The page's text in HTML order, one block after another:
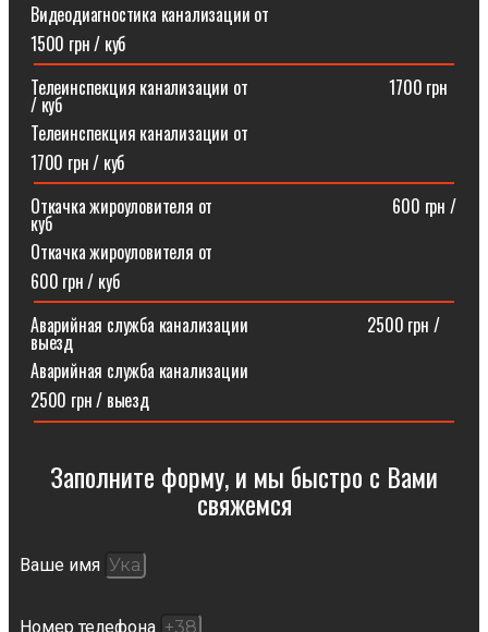
Видеодиагностика канализации от
1500 грн / куб
Телеинспекция канализации от⠀⠀⠀⠀⠀⠀⠀⠀⠀⠀⠀1700 грн
/ куб
Телеинспекция канализации от
1700 грн / куб
Откачка жироуловителя от⠀⠀⠀⠀⠀⠀⠀⠀⠀⠀⠀⠀⠀⠀600 грн /
куб
Откачка жироуловителя от
600 грн / куб
Аварийная служба канализации ⠀⠀⠀⠀⠀⠀⠀⠀⠀2500 грн /
выезд
Аварийная служба канализации
2500 грн / выезд
Заполните форму, и мы быстро с Вами
свяжемся​
Ваше имя
Номер телефона